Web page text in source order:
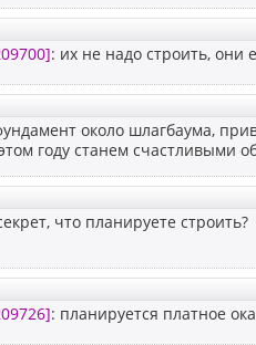
: их не надо строить, они
около шлагбаума,
году станем счастливыми
что планируете строить?
: планируется платное